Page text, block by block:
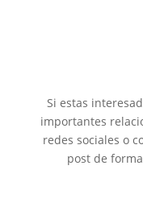
Si estas
importantes
redes sociales o
post de